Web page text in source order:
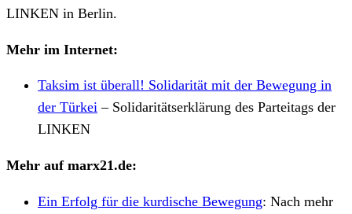
LINKEN in Berlin.
Mehr im Internet:
Taksim ist überall! Solidarität mit der Bewegung in
der Türkei – Solidaritätserklärung des Parteitags der
LINKEN
Mehr auf marx21.de:
Ein Erfolg für die kurdische Bewegung: Nach mehr